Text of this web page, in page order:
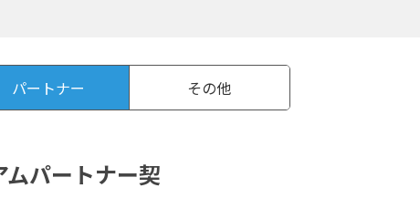
パートナー その他
パートナー契